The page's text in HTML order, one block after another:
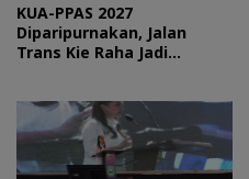
KUA-PPAS 2027
Diparipurnakan, Jalan
Trans Kie Raha Jadi